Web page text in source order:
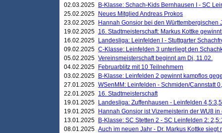
02.03.2025
B-Klasse: Schach-Kids Bernhausen I - SC
25.02.2025
Neues Mitglied Andreas Prokos
23.02.2025
Hannah Gonsior bei den Württembergischen
19.02.2025 16. Stadtmeisterschaft: Markus Kottke
16.02.2025
Landesliga: Leinfelden I - Stuttgarter
09.02.2025 C-Klasse: Leinfelden 3 unterliegt den
05.02.2025 Vereinsmeisterschaft beginnt am Di, 11.02.
04.02.2025
Februarblitz mit 10 Teilnehmern
03.02.2025
B-Klasse: Leinfelden 2 gewinnt kampflos
27.01.2025 WSenMM: Leinfelden - Schmiden/Cannstatt
22.01.2025 16. Stadtmeisterschaft
19.01.2025
Landesliga: Zuffenhausen - Leinfelden 4,5:3,5
19.01.2025
Hannah Gonsior ist Vizemeisterin der WU8 in
13.01.2025
B-Klasse: SC Stetten 2 - SC Leinfelden 2:
08.01.2025 Auch im neuen Jahr - Dr. Markus Kottke